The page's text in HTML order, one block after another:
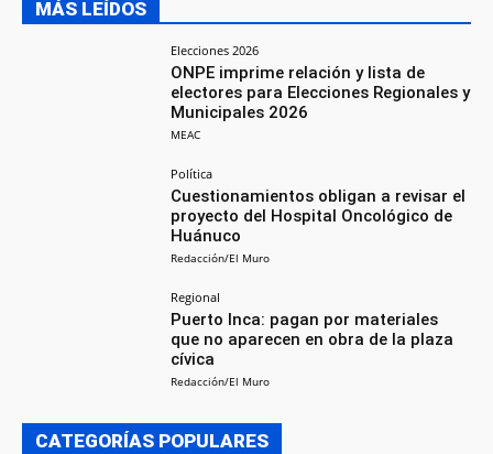
MÁS LEÍDOS
Elecciones 2026
ONPE imprime relación y lista de
electores para Elecciones Regionales y
Municipales 2026
MEAC
Política
Cuestionamientos obligan a revisar el
proyecto del Hospital Oncológico de
Huánuco
Redacción/El Muro
Regional
Puerto Inca: pagan por materiales
que no aparecen en obra de la plaza
cívica
Redacción/El Muro
CATEGORÍAS POPULARES